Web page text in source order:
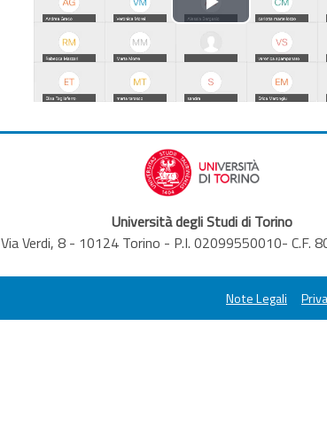
Riproduci
il
video
Università degli Studi di Torino
Via Verdi, 8 - 10124 Torino - P.I. 02099550010- C.F.
Note Legali